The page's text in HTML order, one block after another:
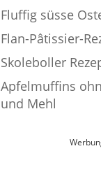
Fluffig süsse
Flan-Pâtissier-
Skoleboller
Apfelmuffins
und Mehl